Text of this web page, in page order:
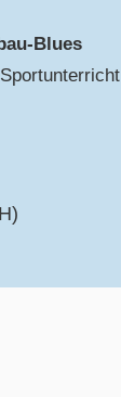
Blues